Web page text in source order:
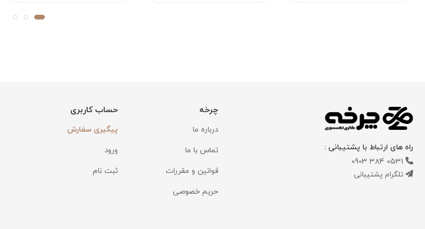
راه های ارتباط با پشتیبانی :
0531 384 0903
تلگرام پشتیبانی
چرخه
درباره ما
تماس با ما
قوانین و مقررات
حریم خصوصی
حساب کاربری
پیگیری سفارش
ورود
ثبت نام